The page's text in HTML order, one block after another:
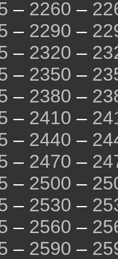
– 2260 –
– 2290 –
– 2320 –
– 2350 –
– 2380 –
– 2410 –
– 2440 –
– 2470 –
– 2500 –
– 2530 –
– 2560 –
– 2590 –